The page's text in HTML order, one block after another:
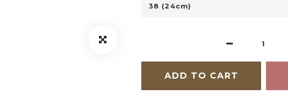
ADD TO CART